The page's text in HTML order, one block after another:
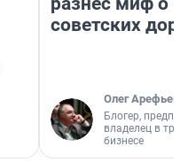
советских
Олег Арефьев
Блогер,
владелец в
бизнесе